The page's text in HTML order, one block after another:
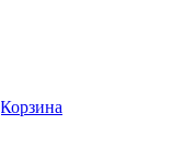
Корзина